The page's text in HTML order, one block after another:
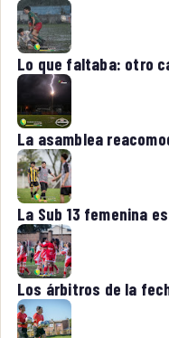
Lo que faltaba: otro
La asamblea
La Sub 13 femenina
Los árbitros de la